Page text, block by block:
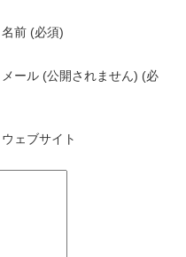
名前 (必須)
メール (公開されません) (必
ウェブサイト